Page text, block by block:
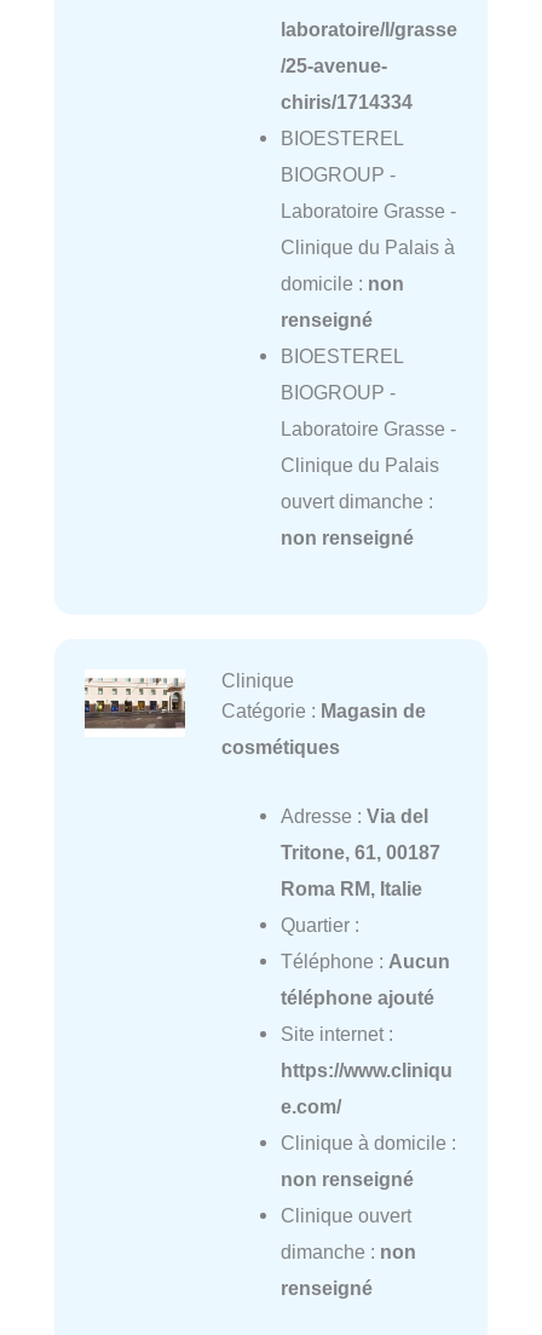
laboratoire/l/grasse
/25-avenue-
chiris/1714334
BIOESTEREL
BIOGROUP -
Laboratoire Grasse -
Clinique du Palais à
domicile : non
renseigné
BIOESTEREL
BIOGROUP -
Laboratoire Grasse -
Clinique du Palais
ouvert dimanche :
non renseigné
Clinique
Catégorie : Magasin de
cosmétiques
Adresse : Via del
Tritone, 61, 00187
Roma RM, Italie
Quartier :
Téléphone : Aucun
téléphone ajouté
Site internet :
https://www.cliniqu
e.com/
Clinique à domicile :
non renseigné
Clinique ouvert
dimanche : non
renseigné